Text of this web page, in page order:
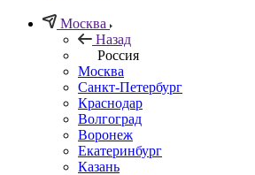
Москва
Назад
Россия
Москва
Санкт-Петербург
Краснодар
Волгоград
Воронеж
Екатеринбург
Казань